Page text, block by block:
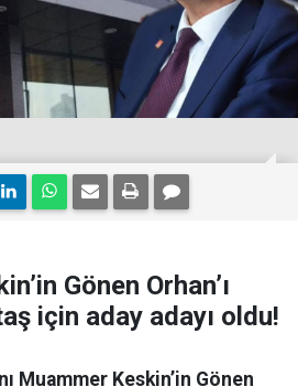
Gönen Orhan’ı
için aday adayı oldu!
Muammer Keskin’in Gönen